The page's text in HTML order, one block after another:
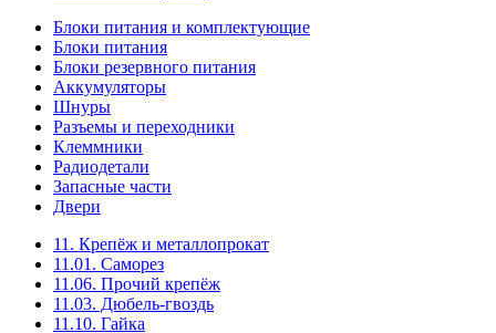
Блоки питания и комплектующие
Блоки питания
Блоки резервного питания
Аккумуляторы
Шнуры
Разъемы и переходники
Клеммники
Радиодетали
Запасные части
Двери
11. Крепёж и металлопрокат
11.01. Саморез
11.06. Прочий крепёж
11.03. Дюбель-гвоздь
11.10. Гайка